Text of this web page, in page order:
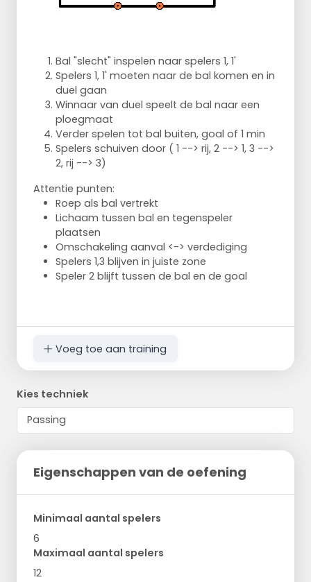
Bal "slecht" inspelen naar spelers 1, 1'
Spelers 1, 1' moeten naar de bal komen en in
duel gaan
Winnaar van duel speelt de bal naar een
ploegmaat
Verder spelen tot bal buiten, goal of 1 min
Spelers schuiven door ( 1 --> rij, 2 --> 1, 3 -->
2, rij --> 3)
Attentie punten:
Roep als bal vertrekt
Lichaam tussen bal en tegenspeler
plaatsen
Omschakeling aanval <-> verdediging
Spelers 1,3 blijven in juiste zone
Speler 2 blijft tussen de bal en de goal
Voeg toe aan training
Kies techniek
Eigenschappen van de oefening
Minimaal aantal spelers
6
Maximaal aantal spelers
12